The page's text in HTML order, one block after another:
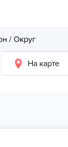
На карте